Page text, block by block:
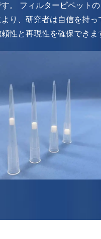
。 フィルターピペット
り、研究者は自信を持っ
性と再現性を確保できま